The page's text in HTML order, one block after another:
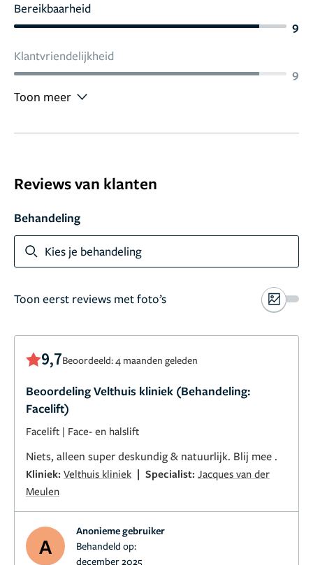
Bereikbaarheid
9
Klantvriendelijkheid
9
Toon meer
Reviews van klanten
Behandeling
Kies je behandeling
Toon eerst reviews met foto’s
9,7Beoordeeld: 4 maanden geleden
Beoordeling Velthuis kliniek (Behandeling:
Facelift)
Facelift | Face- en halslift
Niets, alleen super deskundig & natuurlijk. Blij mee .
Kliniek: Velthuis kliniek | Specialist: Jacques van der
Meulen
A
Anonieme gebruiker
Behandeld op:
december 2025